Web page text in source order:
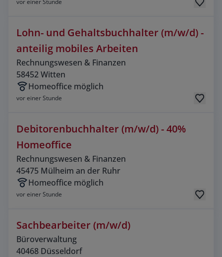
vor einer Stunde
Lohn- und Gehaltsbuchhalter (m/w/d) -
anteilig mobiles Arbeiten
Rechnungswesen & Finanzen
58452Witten
Homeoffice möglich
vor einer Stunde
Debitorenbuchhalter (m/w/d) - 40%
Homeoffice
Rechnungswesen & Finanzen
45475 Mülheim an der Ruhr
Homeoffice möglich
vor einer Stunde
Sachbearbeiter (m/w/d)(Büroverwaltung)
Büroverwaltung
40468 Düsseldorf